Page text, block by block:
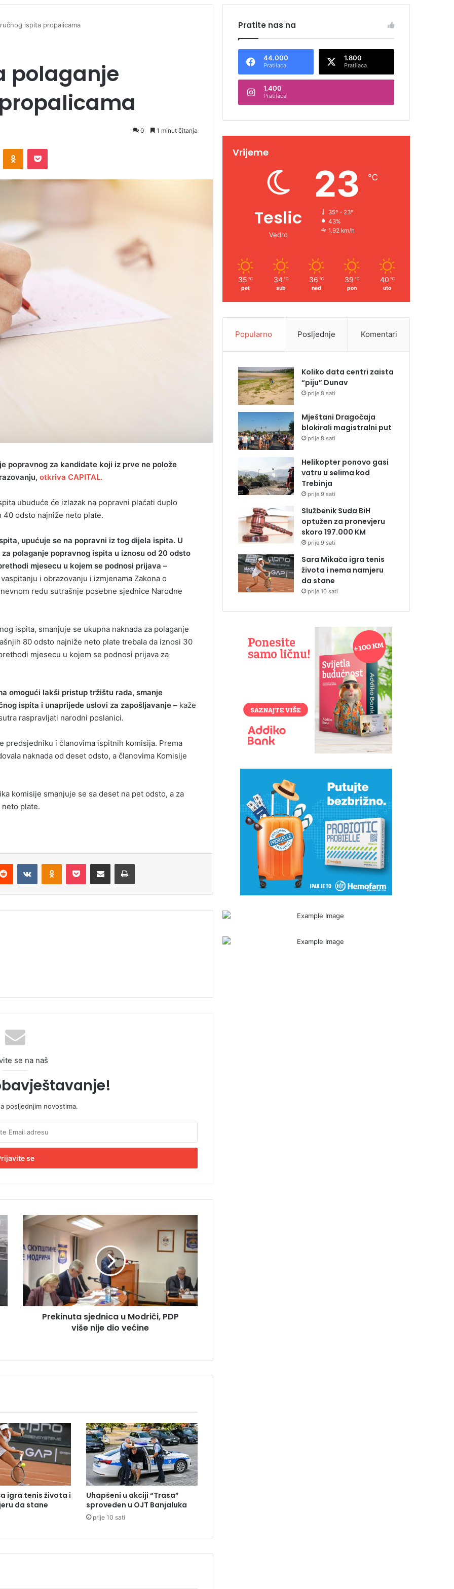
ispita propalicama
polaganje
0 1 minut čitanja
popravnog za kandidate koji iz prve ne polože
otkriva CAPITAL.
ubuduće će izlazak na popravni plaćati duplo
40 odsto najniže neto plate.
upućuje se na popravni iz tog dijela ispita. U
polaganje popravnog ispita u iznosu od 20 odsto
mjesecu u kojem se podnosi prijava –
i obrazovanju i izmjenama Zakona o
redu sutrašnje posebne sjednice Narodne
ispita, smanjuje se ukupna naknada za polaganje
80 odsto najniže neto plate trebala da iznosi 30
mjesecu u kojem se podnosi prijava za
omogući lakši pristup tržištu rada, smanje
ispita i unaprijede uslovi za zapošljavanje – kaže
raspravljati narodni poslanici.
predsjedniku i članovima ispitnih komisija. Prema
naknada od deset odsto, a članovima Komisije
komisije smanjuje se sa deset na pet odsto, a za
plate.
se na naš
posljednjim novostima.
P
r
k
i
u
a
n
M
o
d
r
i
č
i
,
P
D
i
Prekinuta sjednica u Modriči, PDP
više nije dio većine
igra tenis života i
da stane
Uhapšeni u akciji “Trasa”
sproveden u OJT Banjaluka
prije 10 sati
Pratite nas na
44.000
Pratilaca
1.800
Pratilaca
1.400
Pratilaca
Vrijeme
Teslic
Vedro
23 ℃
35º - 23º
43%
1.92 km/h
35 ℃
pet
34 ℃
sub
36 ℃
ned
39 ℃
pon
40 ℃
uto
Popularno Posljednje Komentari
Koliko data centri zaista
“piju” Dunav
prije 8 sati
Mještani Dragočaja
blokirali magistralni put
prije 8 sati
Helikopter ponovo gasi
vatru u selima kod
Trebinja
prije 9 sati
Službenik Suda BiH
optužen za pronevjeru
skoro 197.000 KM
prije 9 sati
Sara Mikača igra tenis
života i nema namjeru
da stane
prije 10 sati